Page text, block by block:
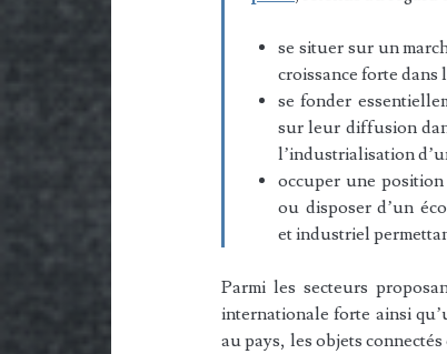
se situer sur un
croissance forte dans
se fonder
sur leur diffusion
l’industrialisation
occuper une
ou disposer d’un
et industriel
Parmi les secteurs
internationale forte ainsi
au pays, les objets